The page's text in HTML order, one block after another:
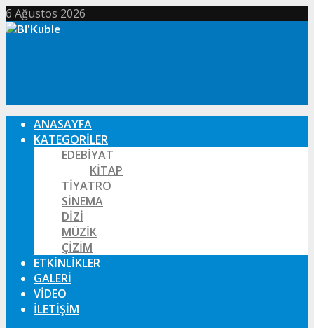
6 Ağustos 2026
ANASAYFA
KATEGORILER
EDEBIYAT
KITAP
TIYATRO
SINEMA
DIZI
MÜZIK
ÇIZIM
ETKINLIKLER
GALERI
VIDEO
İLETIŞIM